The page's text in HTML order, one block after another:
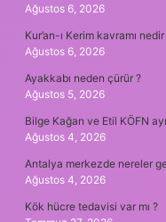
Ağustos 6, 2026
Kur’an-ı Kerim kavramı nedir
Ağustos 6, 2026
Ayakkabı neden çürür ?
Ağustos 5, 2026
Bilge Kağan ve Etil KÖFN
Ağustos 4, 2026
Antalya merkezde nereler
Ağustos 4, 2026
Kök hücre tedavisi var mı ?